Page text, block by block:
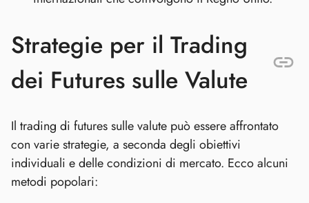
Strategie per il Trading
dei Futures sulle Valute
Il trading di futures sulle valute può essere affrontato
con varie strategie, a seconda degli obiettivi
individuali e delle condizioni di mercato. Ecco alcuni
metodi popolari: